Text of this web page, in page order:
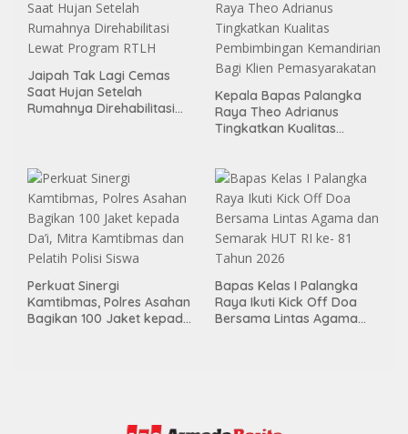
Jaipah Tak Lagi Cemas
Saat Hujan Setelah
Rumahnya Direhabilitasi
Kepala Bapas Palangka
Raya Theo Adrianus
Tingkatkan Kualitas
Pemasyarakatan
Perkuat Sinergi
Kamtibmas, Polres Asahan
Bagikan 100 Jaket kepada
Bapas Kelas I Palangka
Raya Ikuti Kick Off Doa
Bersama Lintas Agama